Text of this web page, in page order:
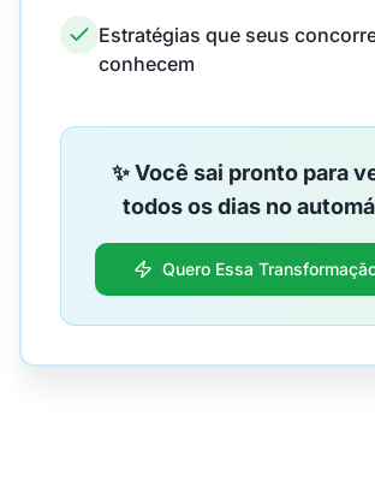
Estratégias que seus
conhecem
✨ Você sai pronto para
todos os dias no
Quero Essa